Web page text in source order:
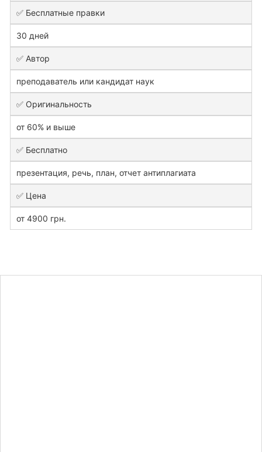
✅ Бесплатные правки
30 дней
✅ Автор
преподаватель или кандидат наук
✅ Оригинальность
от 60% и выше
✅ Бесплатно
презентация, речь, план, отчет антиплагиата
✅ Цена
от 4900 грн.